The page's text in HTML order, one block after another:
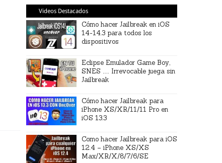
Videos Destacados
Cómo hacer Jailbreak en iOS
14-14.3 para todos los
dispositivos
Eclipse Emulador Game Boy,
SNES … Irrevocable juega sin
Jailbreak
Cómo hacer Jailbreak para
iPhone XS/XR/11/11 Pro en
iOS 13.3
Como hacer Jailbreak para iOS
12.4 – iPhone XS/XS
Max/XR/X/8/7/6/SE